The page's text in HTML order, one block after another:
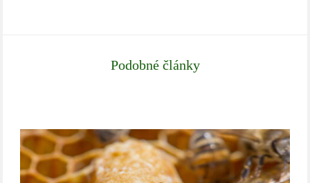
Podobné články